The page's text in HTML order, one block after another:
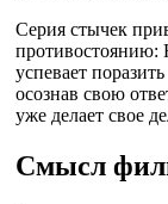
Серия стычек
противостоянию:
успевает
осознав свою
уже делает свое
Смысл